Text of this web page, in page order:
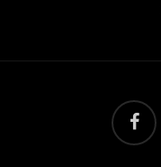
facebook